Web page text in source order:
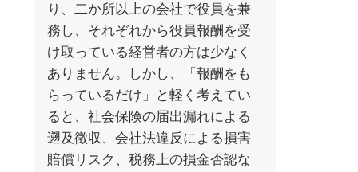
り、二か所以上の会社で役員を兼
務し、それぞれから役員報酬を受
け取っている経営者の方は少なく
ありません。しかし、「報酬をも
らっているだけ」と軽く考えてい
ると、社会保険の届出漏れによる
遡及徴収、会社法違反による損害
賠償リスク、税務上の損金否認な